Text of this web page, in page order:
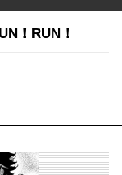
！RUN！